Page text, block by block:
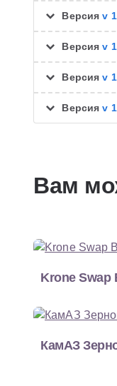
Версияv
Версияv
Версияv
Версияv
Вам
Krone Swap
КамАЗ